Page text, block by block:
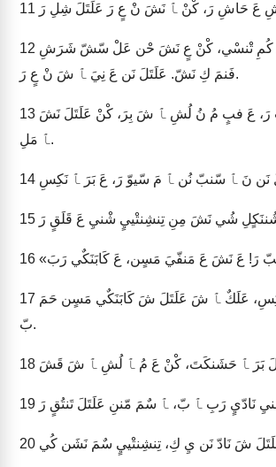
11
12
فَنمَ كِ نَشّ. عَلَتَلَ نَن عَ نِيَ ﭑ شَ نْ عٍ رَ.
13
ﭑ مَلِ.
14
15
16
17
بّ.
18
19
20